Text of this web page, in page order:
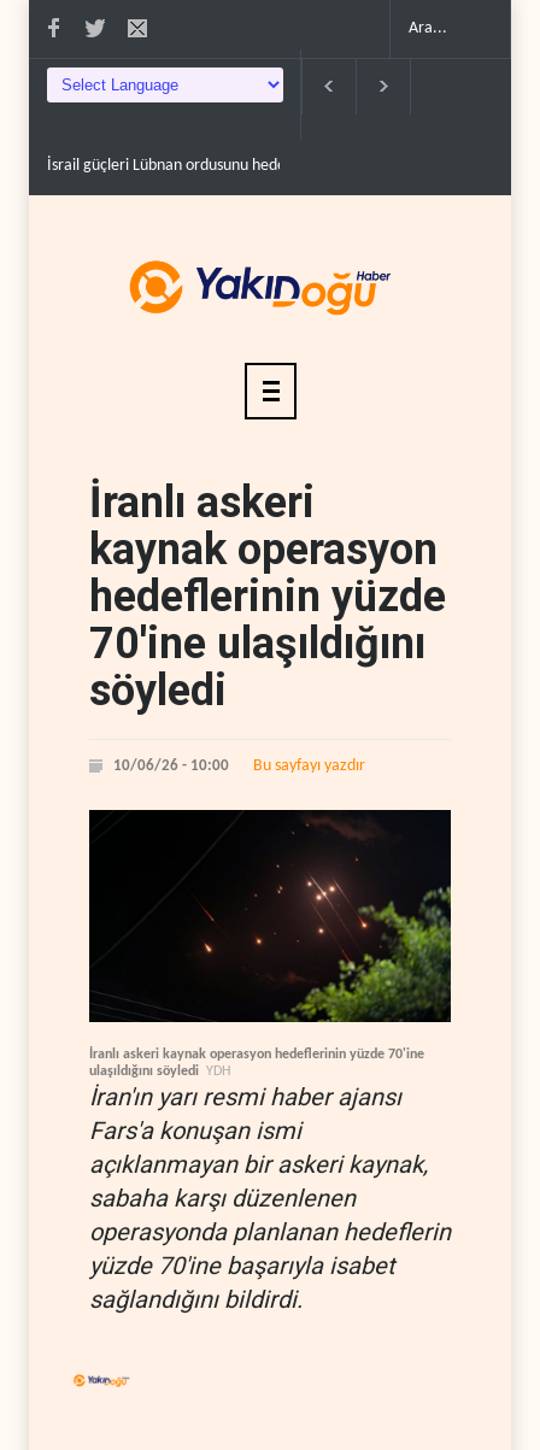
İsrail güçleri Lübnan ordusunu hedef aldı..
İranlı askeri
kaynak operasyon
hedeflerinin yüzde
70'ine ulaşıldığını
söyledi
10/06/26 - 10:00 Bu sayfayı yazdır
İranlı askeri kaynak operasyon hedeflerinin yüzde 70'ine
ulaşıldığını söyledi YDH
İran'ın yarı resmi haber ajansı
Fars'a konuşan ismi
açıklanmayan bir askeri kaynak,
sabaha karşı düzenlenen
operasyonda planlanan hedeflerin
yüzde 70'ine başarıyla isabet
sağlandığını bildirdi.